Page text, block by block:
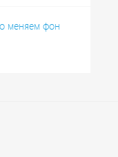
меняем фон